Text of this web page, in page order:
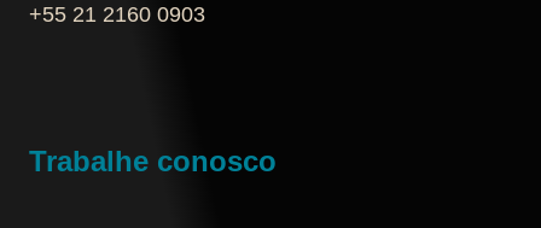
+55 21 2160 0903‬
Trabalhe conosco